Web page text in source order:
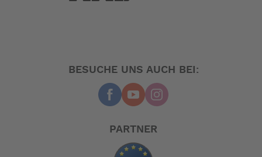
-- Auf Produktfotos angezeigte Dekorationsartikel
gehören nicht zum Leistungsumfang. --
BESUCHE UNS AUCH BEI:
PARTNER